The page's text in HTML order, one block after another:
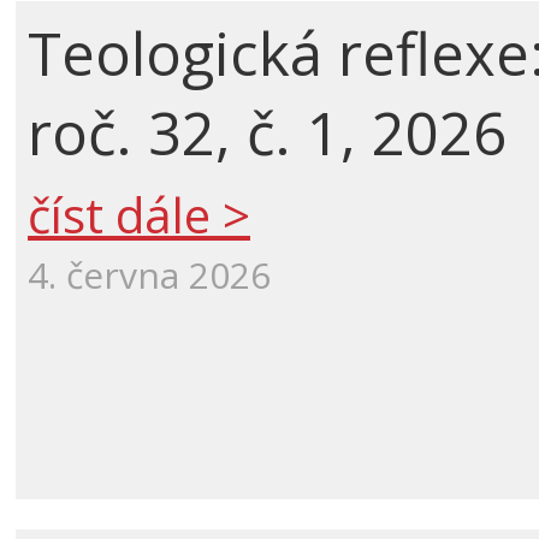
Teologická
roč. 32, č. 1, 2026
číst dále >
4. června 2026